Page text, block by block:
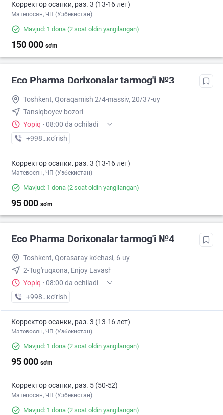
Корректор осанки, раз. 3 (13-16 лет)
Матевосян, ЧП (Узбекистан)
Mavjud: 1 dona (2 soat oldin yangilangan)
150 000 so'm
Eco Pharma Dorixonalar tarmog'i №3
Toshkent, Qoraqamish 2/4-massiv, 20/37-uy
Tansiqboyev bozori
Yopiq · 08:00 da ochiladi
+998 (99) XXX-XX-XX
кo’rish
Корректор осанки, раз. 3 (13-16 лет)
Матевосян, ЧП (Узбекистан)
Mavjud: 1 dona (2 soat oldin yangilangan)
95 000 so'm
Eco Pharma Dorixonalar tarmog'i №4
Toshkent, Qorasaray ko'chasi, 6-uy
2-Tug'ruqxona, Enjoy Lavash
Yopiq · 08:00 da ochiladi
+998 (55) XXX-XX-XX
кo’rish
Корректор осанки, раз. 3 (13-16 лет)
Матевосян, ЧП (Узбекистан)
Mavjud: 1 dona (2 soat oldin yangilangan)
95 000 so'm
Корректор осанки, раз. 5 (50-52)
Матевосян, ЧП (Узбекистан)
Mavjud: 1 dona (2 soat oldin yangilangan)